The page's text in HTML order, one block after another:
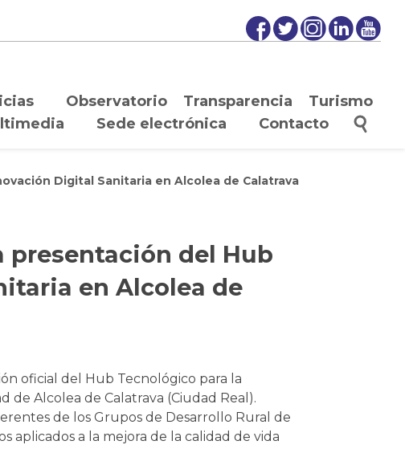
Observatorio Transparencia
Turismo
Sede electrónica Contacto
Digital Sanitaria en Alcolea de Calatrava
presentación del Hub
en Alcolea de
oficial del Hub Tecnológico para la
Alcolea de Calatrava (Ciudad Real).
de los Grupos de Desarrollo Rural de
aplicados a la mejora de la calidad de vida